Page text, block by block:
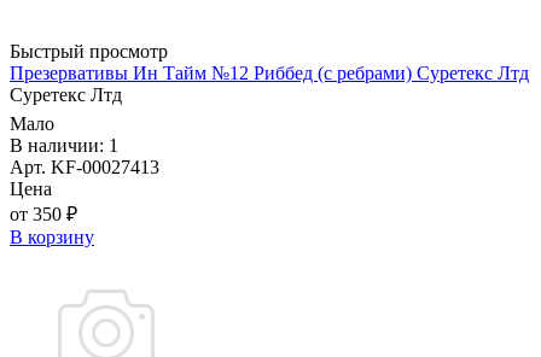
Быстрый просмотр
Презервативы Ин Тайм №12 Риббед (с ребрами) Суретекс Лтд
Суретекс Лтд
Мало
В наличии: 1
Арт. KF-00027413
Цена
от 350 ₽
В корзину